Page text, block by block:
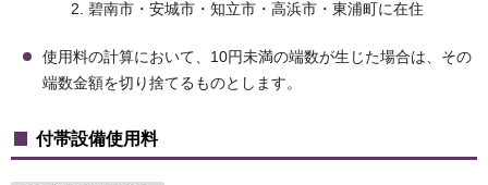
碧南市・安城市・知立市・高浜市・東浦町に在住
使用料の計算において、10円未満の端数が生じた場合は、その
端数金額を切り捨てるものとします。
付帯設備使用料